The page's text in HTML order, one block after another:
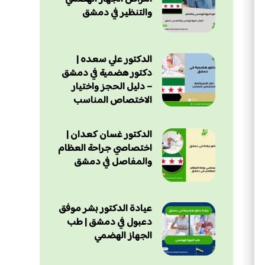
والتنظير في دمشق
الدكتور علي سعده |
دكتور هضمية في دمشق
– دليل الحجز واختيار
الاختصاص المناسب
الدكتور غسان كعدان |
اختصاصي جراحة العظام
والمفاصل في دمشق
عيادة الدكتور بشر موفق
دعبول في دمشق | طب
الجهاز الهضمي